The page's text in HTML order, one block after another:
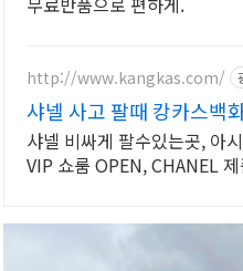
http://www.kangkas.com/
샤넬 사고 팔때 캉카스백
샤넬 비싸게 팔수있는곳, 아시아 최
VIP 쇼룸 OPEN,